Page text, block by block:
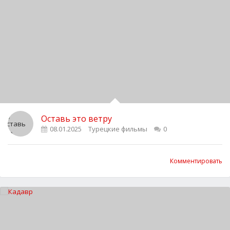
Оставь это ветру
08.01.2025 Турецкие фильмы 0
Комментировать